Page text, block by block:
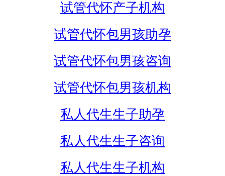
试管代怀产子机构
试管代怀包男孩助孕
试管代怀包男孩咨询
试管代怀包男孩机构
私人代生生子助孕
私人代生生子咨询
私人代生生子机构